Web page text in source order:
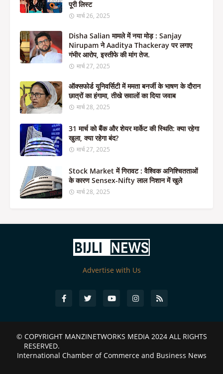
पूरी लिस्ट
मार्च 26, 2025
Disha Salian मामले में नया मोड़ : Sanjay
Nirupam ने Aaditya Thackeray पर लगाए
गंभीर आरोप, इस्तीफे की मांग तेज.
मार्च 27, 2025
ऑक्सफोर्ड यूनिवर्सिटी में ममता बनर्जी के भाषण के दौरान
छात्रों का हंगामा, तीखे सवालों का दिया जवाब
मार्च 28, 2025
31 मार्च को बैंक और शेयर मार्केट की स्थिति: क्या रहेगा
खुला, क्या रहेगा बंद?
मार्च 27, 2025
Stock Market में गिरावट : वैश्विक अनिश्चितताओं
के कारण Sensex-Nifty लाल निशान में खुले
मार्च 28, 2025
Advertise with Us
© COPYRIGHT MANZINETWORKS MEDIA 2024ALL RIGHTS
RESERVED.
International Chamber of Commerce and Business News